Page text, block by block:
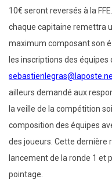
10€ seront reversés à la
chaque capitaine remettra
maximum composant son
les inscriptions des
ailleurs demandé aux
la veille de la compétition
composition des équipes
des joueurs. Cette dernière
lancement de la ronde 1 et
pointage.